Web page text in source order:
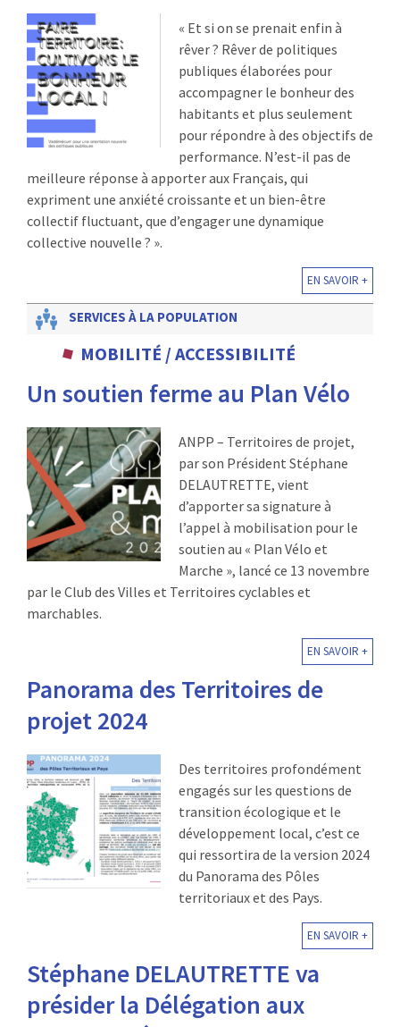
« Et si on se prenait enfin à
rêver ? Rêver de politiques
publiques élaborées pour
accompagner le bonheur des
habitants et plus seulement
pour répondre à des objectifs de
performance. N’est-il pas de
meilleure réponse à apporter aux Français, qui
expriment une anxiété croissante et un bien-être
collectif fluctuant, que d’engager une dynamique
collective nouvelle ? ».
EN SAVOIR +
SERVICES À LA POPULATION
MOBILITÉ / ACCESSIBILITÉ
Un soutien ferme au Plan Vélo
ANPP – Territoires de projet,
par son Président Stéphane
DELAUTRETTE, vient
d’apporter sa signature à
l’appel à mobilisation pour le
soutien au « Plan Vélo et
Marche », lancé ce 13 novembre
par le Club des Villes et Territoires cyclables et
marchables.
EN SAVOIR +
Panorama des Territoires de
projet 2024
Des territoires profondément
engagés sur les questions de
transition écologique et le
développement local, c’est ce
qui ressortira de la version 2024
du Panorama des Pôles
territoriaux et des Pays.
EN SAVOIR +
Stéphane DELAUTRETTE va
présider la Délégation aux